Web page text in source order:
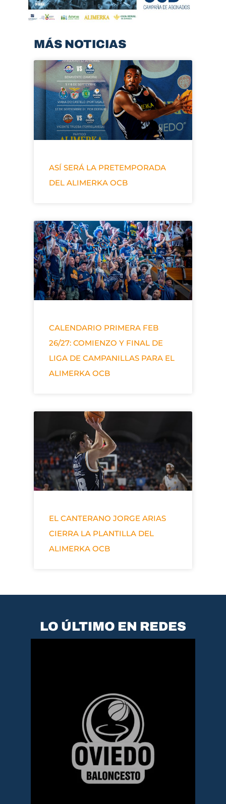
MÁS NOTICIAS
ASÍ SERÁ LA PRETEMPORADA
DEL ALIMERKA OCB
CALENDARIO PRIMERA FEB
26/27: COMIENZO Y FINAL DE
LIGA DE CAMPANILLAS PARA EL
ALIMERKA OCB
EL CANTERANO JORGE ARIAS
CIERRA LA PLANTILLA DEL
ALIMERKA OCB
LO ÚLTIMO EN REDES